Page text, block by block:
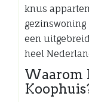
knus
een
heel
Waarom